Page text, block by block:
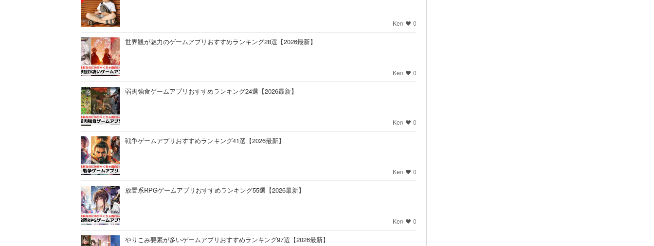
Ken 0
世界観が魅力のゲームアプリおすすめランキング28選【2026最新】
Ken 0
弱肉強食ゲームアプリおすすめランキング24選【2026最新】
Ken 0
戦争ゲームアプリおすすめランキング41選【2026最新】
Ken 0
放置系RPGゲームアプリおすすめランキング55選【2026最新】
Ken 0
やりこみ要素が多いゲームアプリおすすめランキング97選【2026最新】